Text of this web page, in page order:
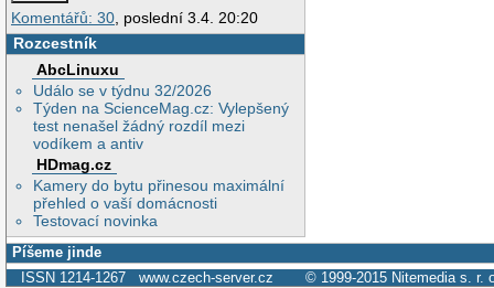
Komentářů: 30 , poslední 3.4. 20:20
Rozcestník
AbcLinuxu
Událo se v týdnu 32/2026
Týden na ScienceMag.cz: Vylepšený
test nenašel žádný rozdíl mezi
vodíkem a antiv
HDmag.cz
Kamery do bytu přinesou maximální
přehled o vaší domácnosti
Testovací novinka
Píšeme jinde
ISSN 1214-1267 www.czech-server.cz © 1999-2015 Nitemedia s. r.